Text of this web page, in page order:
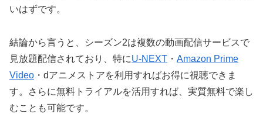
いはずです。
結論から言うと、シーズン2は複数の動画配信サービスで
見放題配信されており、特にU-NEXT ・ Amazon Prime
Video ・dアニメストアを利用すればお得に視聴できま
す。さらに無料トライアルを活用すれば、実質無料で楽し
むことも可能です。